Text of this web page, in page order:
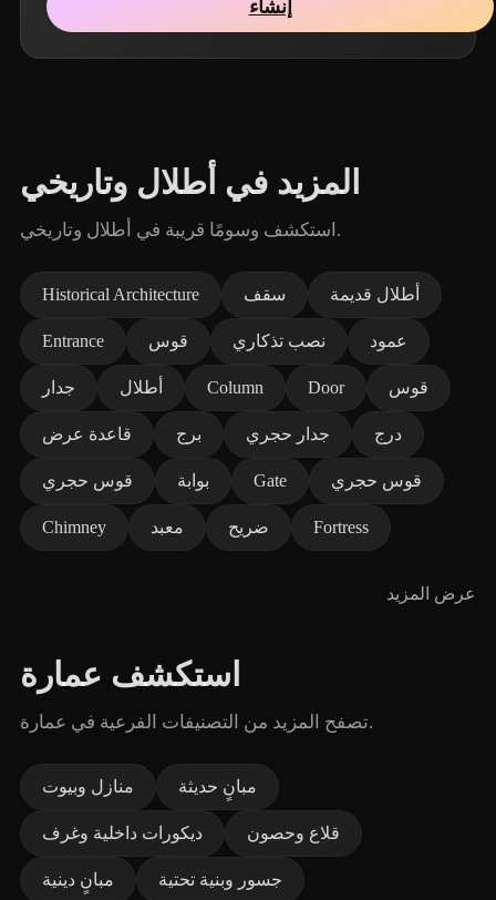
إنشاء
المزيد في أطلال وتاريخي
استكشف وسومًا قريبة في أطلال وتاريخي.
Historical Architecture سقف أطلال قديمة
Entrance قوس نصب تذكاري عمود
جدار أطلال Column Door قوس
قاعدة عرض برج جدار حجري درج
قوس حجري بوابة Gate قوس حجري
Chimney معبد ضريح Fortress
عرض المزيد
استكشف عمارة
تصفح المزيد من التصنيفات الفرعية في عمارة.
منازل وبيوت مبانٍ حديثة
ديكورات داخلية وغرف قلاع وحصون
مبانٍ دينية جسور وبنية تحتية